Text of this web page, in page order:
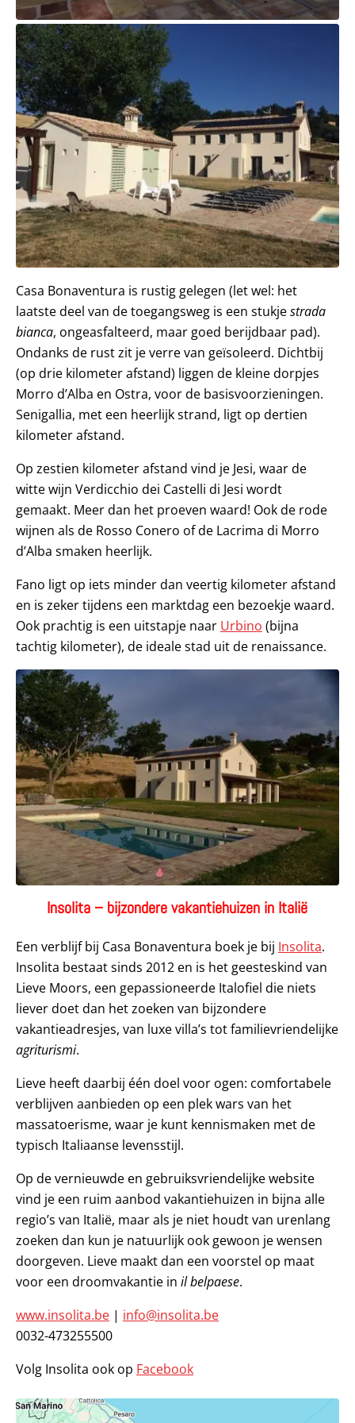
Casa Bonaventura is rustig gelegen (let wel: het
laatste deel van de toegangsweg is een stukjestrada
bianca, ongeasfalteerd, maar goed berijdbaar pad).
Ondanks de rust zit je verre van geïsoleerd. Dichtbij
(op drie kilometer afstand) liggen de kleine dorpjes
Morro d’Alba en Ostra, voor de basisvoorzieningen.
Senigallia, met een heerlijk strand, ligt op dertien
kilometer afstand.
Op zestien kilometer afstand vind je Jesi, waar de
witte wijn Verdicchio dei Castelli di Jesi wordt
gemaakt. Meer dan het proeven waard! Ook de rode
wijnen als de Rosso Conero of de Lacrima di Morro
d’Alba smaken heerlijk.
Fano ligt op iets minder dan veertig kilometer afstand
en is zeker tijdens een marktdag een bezoekje waard.
Ook prachtig is een uitstapje naar Urbino (bijna
tachtig kilometer), de ideale stad uit de renaissance.
Insolita – bijzondere vakantiehuizen in Italië
Een verblijf bij Casa Bonaventura boek je bij Insolita.
Insolita bestaat sinds 2012 en is het geesteskind van
Lieve Moors, een gepassioneerde Italofiel die niets
liever doet dan het zoeken van bijzondere
vakantieadresjes, van luxe villa’s tot familievriendelijke
agriturismi.
Lieve heeft daarbij één doel voor ogen: comfortabele
verblijven aanbieden op een plek wars van het
massatoerisme, waar je kunt kennismaken met de
typisch Italiaanse levensstijl.
Op de vernieuwde en gebruiksvriendelijke website
vind je een ruim aanbod vakantiehuizen in bijna alle
regio’s van Italië, maar als je niet houdt van urenlang
zoeken dan kun je natuurlijk ook gewoon je wensen
doorgeven. Lieve maakt dan een voorstel op maat
voor een droomvakantie in il belpaese.
www.insolita.be | info@insolita.be
0032-473255500
Volg Insolita ook op Facebook